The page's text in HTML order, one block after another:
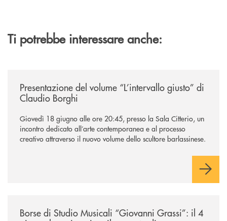
Ti potrebbe interessare anche:
Presentazione del volume “L’intervallo giusto” di
Claudio Borghi
Giovedì 18 giugno alle ore 20:45, presso la Sala Citterio, un
incontro dedicato all’arte contemporanea e al processo
creativo attraverso il nuovo volume dello scultore barlassinese.
Borse di Studio Musicali “Giovanni Grassi”: il 4